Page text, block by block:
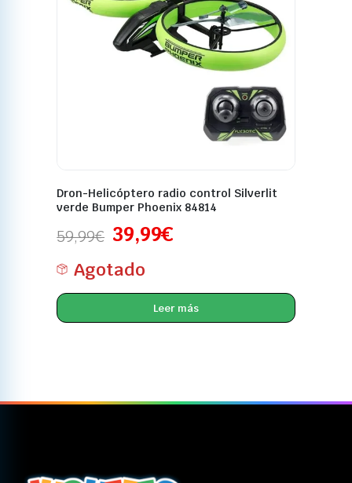
Dron-Helicóptero radio control Silverlit
verde Bumper Phoenix 84814
59,99€ 39,99€
Agotado
Leer más